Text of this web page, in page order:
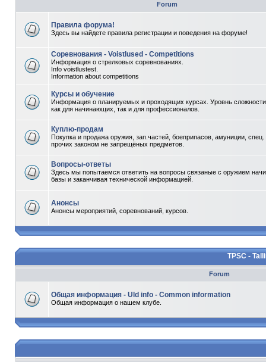
Forum
Правила форума!
Здесь вы найдете правила регистрации и поведения на форуме!
Соревнования - Voistlused - Competitions
Информация о стрелковых соревнованиях.
Info voistlustest.
Information about competitions
Курсы и обучение
Информация о планируемых и проходящих курсах. Уровнь
как для начинающих, так и для профессионалов.
Куплю-продам
Покупка и продажа оружия, зап.частей, боеприпасов, амуниции, спец.
прочих законом не запрещёных предметов.
Вопросы-ответы
Здесь мы попытаемся ответить на вопросы связаные с оружием
базы и заканчивая технической информацией.
Анонсы
Анонсы мероприятий, соревнований, курсов.
TPSC -
Forum
Общая информация - Uld info - Common information
Общая информация о нашем клубе.